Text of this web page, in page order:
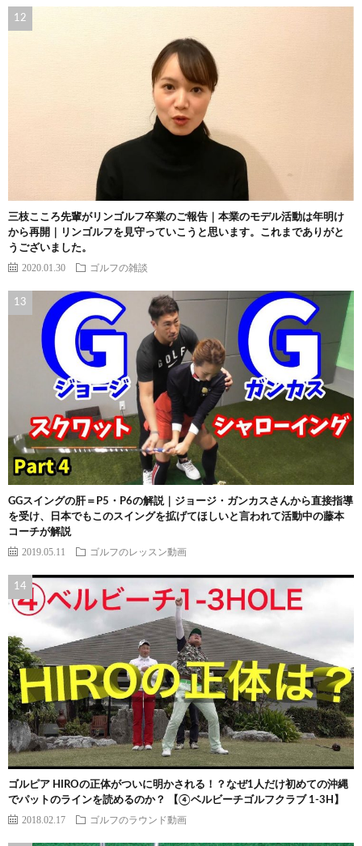
三枝こころ先輩がリンゴルフ卒業のご報告｜本業のモデル活動は年明け
から再開｜リンゴルフを見守っていこうと思います。これまでありがと
うございました。
2020.01.30 ゴルフの雑談
GGスイングの肝＝P5・P6の解説｜ジョージ・ガンカスさんから直接指導
を受け、日本でもこのスイングを拡げてほしいと言われて活動中の藤本
コーチが解説
2019.05.11 ゴルフのレッスン動画
ゴルピア HIROの正体がついに明かされる！？なぜ1人だけ初めての沖縄
でパットのラインを読めるのか？ 【④ベルビーチゴルフクラブ 1-3H】
2018.02.17 ゴルフのラウンド動画